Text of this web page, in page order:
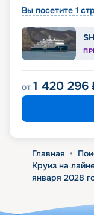
Вы посетите 1
от 1 420 296
Главная •
Круиз на
января 2028